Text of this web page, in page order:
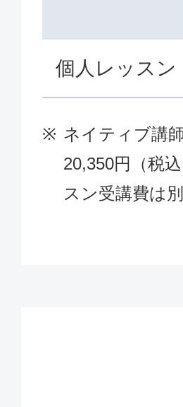
個人レッスン
ネイティブ講
20,350円（税
スン受講費は